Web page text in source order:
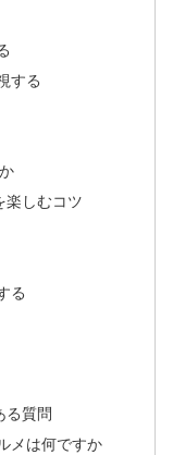
する
楽しむコツ
る
る質問
メは何ですか